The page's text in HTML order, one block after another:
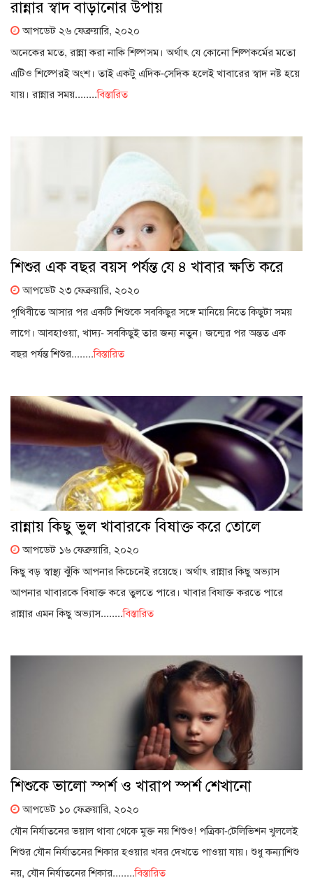
রান্নার স্বাদ বাড়ানোর উপায়
আপডেট ২৬ ফেব্রুয়ারি, ২০২০
অনেকের মতে, রান্না করা নাকি শিল্পসম। অর্থাৎ যে কোনো শিল্পকর্মের মতো
এটিও শিল্পেরই অংশ। তাই একটু এদিক-সেদিক হলেই খাবারের স্বাদ নষ্ট হয়ে
যায়। রান্নার সময়........বিস্তারিত
শিশুর এক বছর বয়স পর্যন্ত যে ৪ খাবার ক্ষতি করে
আপডেট ২৩ ফেব্রুয়ারি, ২০২০
পৃথিবীতে আসার পর একটি শিশুকে সবকিছুর সঙ্গে মানিয়ে নিতে কিছুটা সময়
লাগে। আবহাওয়া, খাদ্য- সবকিছুই তার জন্য নতুন। জন্মের পর অন্তত এক
বছর পর্যন্ত শিশুর........বিস্তারিত
রান্নায় কিছু ভুল খাবারকে বিষাক্ত করে তোলে
আপডেট ১৬ ফেব্রুয়ারি, ২০২০
কিছু বড় স্বাস্থ্য ঝুঁকি আপনার কিচেনেই রয়েছে। অর্থাৎ রান্নার কিছু অভ্যাস
আপনার খাবারকে বিষাক্ত করে তুলতে পারে। খাবার বিষাক্ত করতে পারে
রান্নার এমন কিছু অভ্যাস........বিস্তারিত
শিশুকে ভালো স্পর্শ ও খারাপ স্পর্শ শেখানো
আপডেট ১০ ফেব্রুয়ারি, ২০২০
যৌন নির্যাতনের ভয়াল থাবা থেকে মুক্ত নয় শিশুও! পত্রিকা-টেলিভিশন খুললেই
শিশুর যৌন নির্যাতনের শিকার হওয়ার খবর দেখতে পাওয়া যায়। শুধু কন্যাশিশু
নয়, যৌন নির্যাতনের শিকার........বিস্তারিত